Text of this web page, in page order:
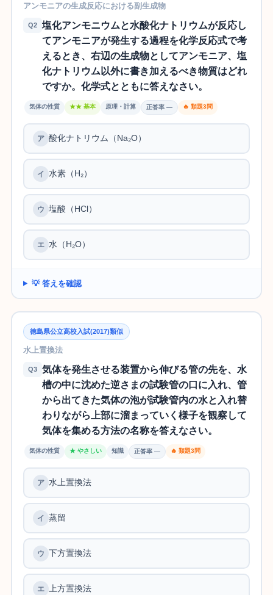
アンモニアの生成反応における副生成物
Q2
塩化アンモニウムと水酸化ナトリウムが反応し
てアンモニアが発生する過程を化学反応式で考
えるとき、右辺の生成物としてアンモニア、塩
化ナトリウム以外に書き加えるべき物質はどれ
ですか。化学式とともに答えなさい。
気体の性質 ★★ 基本 原理・計算 正答率 — 🔥 類題3問
酸化ナトリウム（Na₂O）
水素（H₂）
塩酸（HCl）
水（H₂O）
💡 答えを確認
徳島県公立高校入試(2017)類似
水上置換法
Q3
気体を発生させる装置から伸びる管の先を、水
槽の中に沈めた逆さまの試験管の口に入れ、管
から出てきた気体の泡が試験管内の水と入れ替
わりながら上部に溜まっていく様子を観察して
気体を集める方法の名称を答えなさい。
気体の性質 ★ やさしい 知識 正答率 — 🔥 類題3問
水上置換法
蒸留
下方置換法
上方置換法